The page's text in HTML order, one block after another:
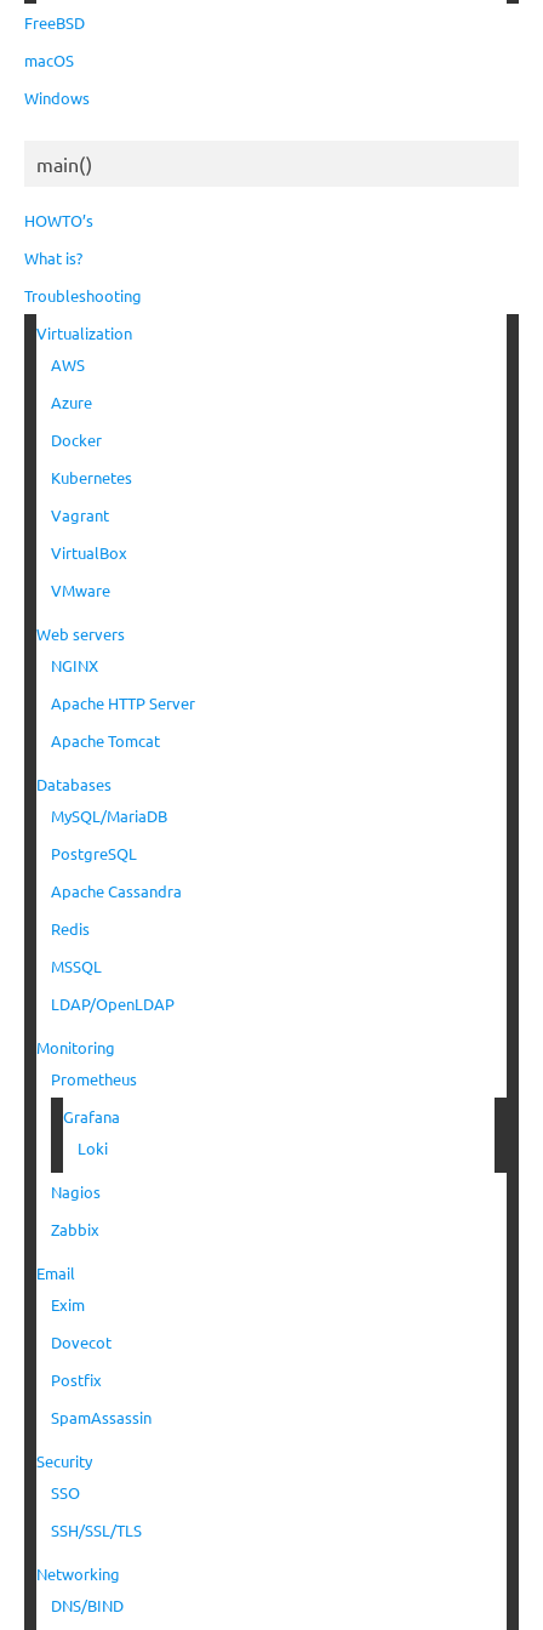
FreeBSD
macOS
Windows
main()
HOWTO’s
What is?
Troubleshooting
Virtualization
AWS
Azure
Docker
Kubernetes
Vagrant
VirtualBox
VMware
Web servers
NGINX
Apache HTTP Server
Apache Tomcat
Databases
MySQL/MariaDB
PostgreSQL
Apache Cassandra
Redis
MSSQL
LDAP/OpenLDAP
Monitoring
Prometheus
Grafana
Loki
Nagios
Zabbix
Email
Exim
Dovecot
Postfix
SpamAssassin
Security
SSO
SSH/SSL/TLS
Networking
DNS/BIND